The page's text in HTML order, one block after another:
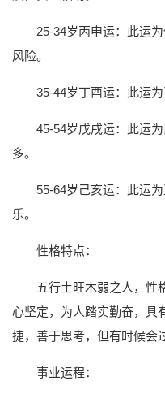
25-34岁丙申运：此运
风险。
35-44岁丁酉运：此运
45-54岁戊戌运：此运
多。
55-64岁己亥运：此运
乐。
性格特点：
五行土旺木弱之人，性
心坚定，为人踏实勤奋，具
捷，善于思考，但有时候会
事业运程：